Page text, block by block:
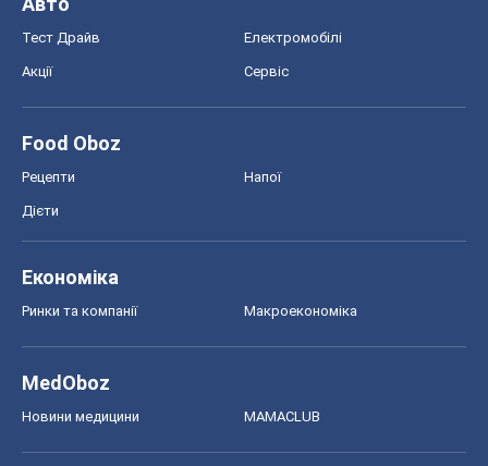
Тест Драйв Електромобілі
Акції Сервіс
Food Oboz
Рецепти Напої
Дієти
Економіка
Ринки та компанії Макроекономіка
MedOboz
Новини медицини MAMACLUB